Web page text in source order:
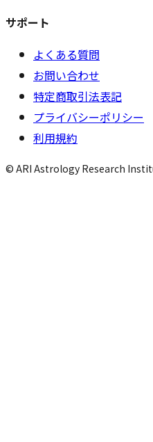
サポート
よくある質問
お問い合わせ
特定商取引法表記
プライバシーポリシー
利用規約
© ARI Astrology Research